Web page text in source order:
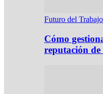
Futuro del Trabajo
Cómo
reputación